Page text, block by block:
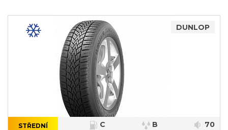
DUNLOP
STŘEDNÍ C B 70